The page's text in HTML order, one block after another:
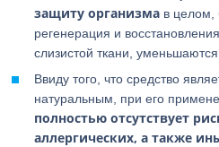
защиту организма в целом,
регенерация и
слизистой ткани,
Ввиду того, что средство
натуральным, при его
полностью отсутствует
аллергических, а также